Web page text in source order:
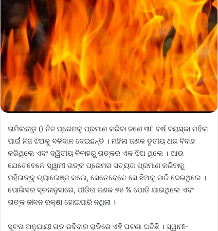
ତାମିଲନାଡୁ () ନିଜ ପ୍ରେମକୁ ପ୍ରମାଣ କରିବା ଜଣେ ୩୮ ବର୍ଷ ବୟସ୍କା ମହିଳା
ପାଇଁ ନିଜ ଝିଅକୁ ବଳିଦାନ ଦେଇଛନ୍ତି । ମହିଳା ଜଣକ ତୃତୀୟ ଥର ବିବାହ
କରିଥିଲେ ଏବଂ ଦ୍ୱିତୀୟ ବିବାହରୁ ତାଙ୍କର ଏକ ଝିଅ ଥିଲେ । ଆଉ
ଯେତେବେଳେ ସ୍ୱାମୀ ତାଙ୍କ ପ୍ରେମର ସତ୍ୟତା ପ୍ରମାଣ କରିବାକୁ
ମହିଳାଙ୍କୁ ଚ୍ୟାଲେଞ୍ଜ କଲେ, ସେତେବେଳେ ସେ ଝିଅକୁ ଜାଳି ଦେଇଥିଲେ ।
ପୋଲିସର ସୂଚନାନୁସାରେ, ପୀଡିତା ଜଣକ ୭୫ % ପୋଡି ଯାଇଥିଲେ ଏବଂ
ତାଙ୍କ ଜୀବନ ରକ୍ଷା ହୋଇପାରି ନଥିଲା ।
ସୂଚନା ଅନୁଯାୟୀ ଗତ ରବିବାର ରାତିରେ ଏହି ଘଟଣା ଘଟିଛି । ସ୍ୱାମୀ-